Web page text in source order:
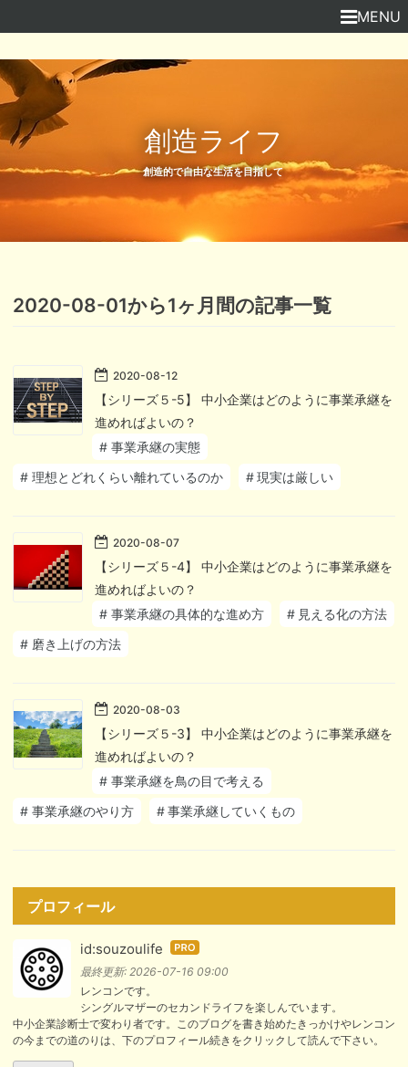
創造ライフ
創造的で自由な生活を目指して
MENU
2020-08-01から1ヶ月間の記事一覧
2020-08-12
【シリーズ５-5】 中小企業はどのように事業承継を
進めればよいの？
# 事業承継の実態
# 理想とどれくらい離れているのか # 現実は厳しい
2020-08-07
【シリーズ５-4】 中小企業はどのように事業承継を
進めればよいの？
# 事業承継の具体的な進め方 # 見える化の方法
# 磨き上げの方法
2020-08-03
【シリーズ５-3】 中小企業はどのように事業承継を
進めればよいの？
# 事業承継を鳥の目で考える
# 事業承継のやり方 # 事業承継していくもの
プロフィール
id:souzoulife はて
なブ
Pro
最終更新: 2026-07-16 09:00
レンコンです。
シングルマザーのセカンドライフを楽しんでいます。
中小企業診断士で変わり者です。このブログを書き始めたきっかけやレンコン
の今までの道のりは、下のプロフィール続きをクリックして読んで下さい。